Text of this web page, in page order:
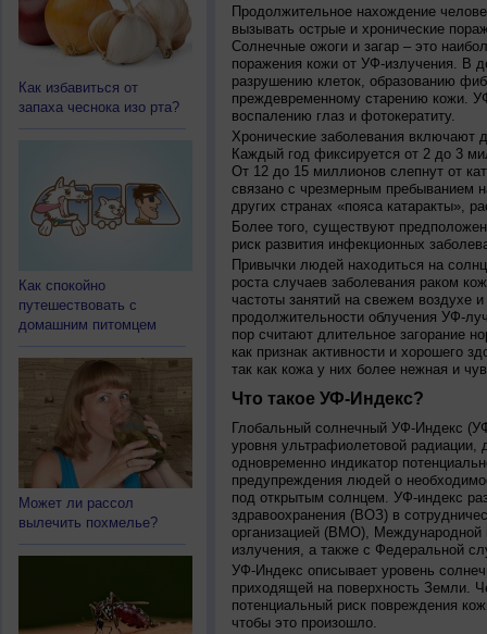
Как избавиться от
запаха чеснока изо рта?
Как спокойно
путешествовать с
домашним питомцем
Может ли рассол
вылечить похмелье?
Продолжительное нахождение
вызывать острые и хронические
Солнечные ожоги и загар – это
поражения кожи от УФ-излучения. В
разрушению клеток, образованию
преждевременному старению кожи.
воспалению глаз и фотокератиту.
Хронические заболевания включают
Каждый год фиксируется от 2 до 3
От 12 до 15 миллионов слепнут от
связано с чрезмерным пребыванием
других странах «пояса катаракты»,
Более того, существуют
риск развития инфекционных
Привычки людей находиться на
роста случаев заболевания раком
частоты занятий на свежем воздухе
продолжительности облучения УФ-
пор считают длительное загорание
как признак активности и хорошего
так как кожа у них более нежная и
Что такое УФ-Индекс?
Глобальный солнечный УФ-Индекс
уровня ультрафиолетовой
одновременно индикатор
предупреждения людей о
под открытым солнцем. УФ-индекс
здравоохранения (ВОЗ) в
организацией (ВМО), Международной
излучения, а также с Федеральной
УФ-Индекс описывает уровень
приходящей на поверхность Земли.
потенциальный риск повреждения
чтобы это произошло.